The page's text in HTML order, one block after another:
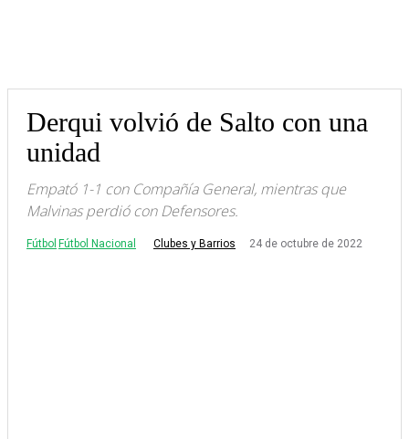
Derqui volvió de Salto con una
unidad
Empató 1-1 con Compañía General, mientras que
Malvinas perdió con Defensores.
Fútbol Fútbol Nacional Clubes y Barrios 24 de octubre de 2022